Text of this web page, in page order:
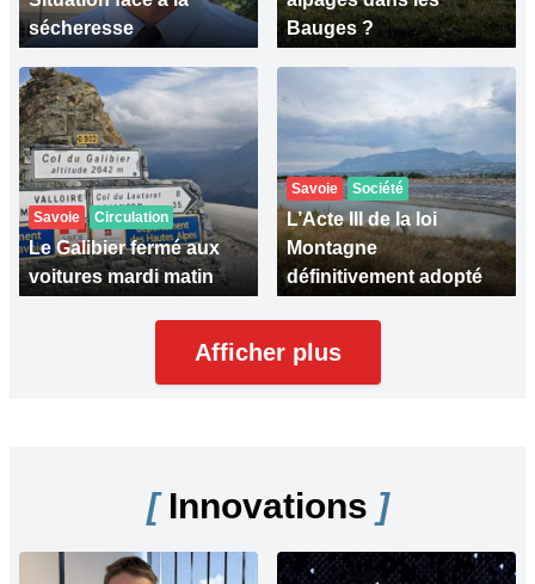
sécheresse
Bauges ?
Savoie Circulation
Le Galibier fermé aux
voitures mardi matin
Savoie Société
L’Acte III de la loi
Montagne
définitivement adopté
Afficher plus
[Innovations ]